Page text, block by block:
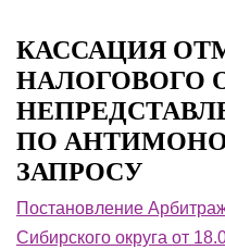
КАССАЦИЯ
НАЛОГОВОГО
ПО
ЗАПРОСУ
Постановление
Сибирского округа от